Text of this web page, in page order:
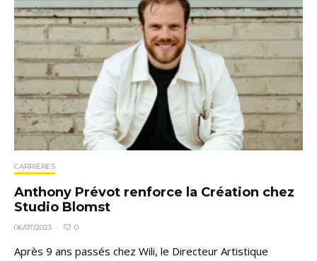
CARRIÈRES
Anthony Prévot renforce la Création chez
Studio Blomst
06/07/2023 · 0
Après 9 ans passés chez Wili, le Directeur Artistique